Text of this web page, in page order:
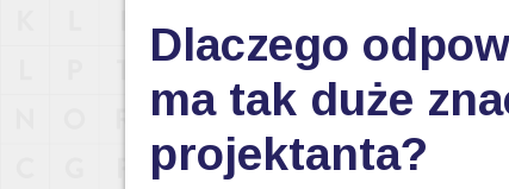
Dlaczego
ma tak duże
projektanta?